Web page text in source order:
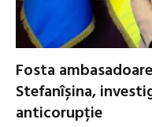
Fosta
Stefanîșina,
anticorupție